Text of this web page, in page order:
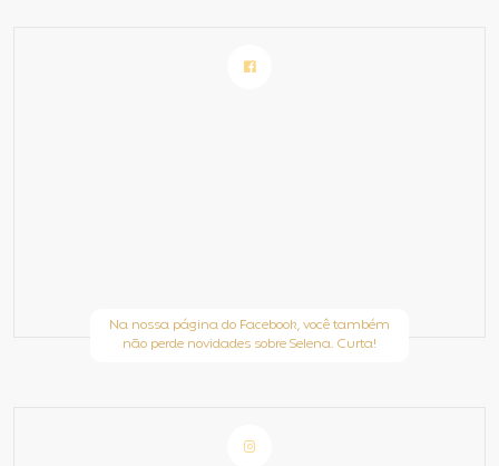
Na nossa página do Facebook, você também
não perde novidades sobre Selena. Curta!